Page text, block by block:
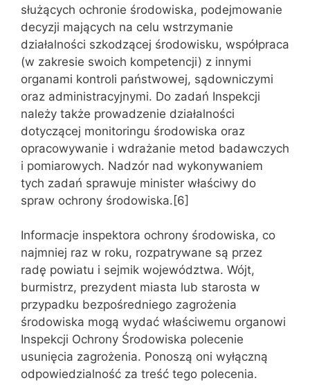
służących ochronie środowiska, podejmowanie
decyzji mających na celu wstrzymanie
działalności szkodzącej środowisku, współpraca
(w zakresie swoich kompetencji) z innymi
organami kontroli państwowej, sądowniczymi
oraz administracyjnymi. Do zadań Inspekcji
należy także prowadzenie działalności
dotyczącej monitoringu środowiska oraz
opracowywanie i wdrażanie metod badawczych
i pomiarowych. Nadzór nad wykonywaniem
tych zadań sprawuje minister właściwy do
spraw ochrony środowiska.[6]
Informacje inspektora ochrony środowiska, co
najmniej raz w roku, rozpatrywane są przez
radę powiatu i sejmik województwa. Wójt,
burmistrz, prezydent miasta lub starosta w
przypadku bezpośredniego zagrożenia
środowiska mogą wydać właściwemu organowi
Inspekcji Ochrony Środowiska polecenie
usunięcia zagrożenia. Ponoszą oni wyłączną
odpowiedzialność za treść tego polecenia.